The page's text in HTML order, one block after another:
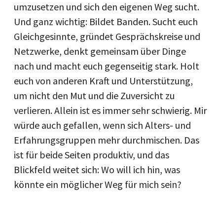
umzusetzen und sich den eigenen Weg sucht.
Und ganz wichtig: Bildet Banden. Sucht euch
Gleichgesinnte, gründet Gesprächskreise und
Netzwerke, denkt gemeinsam über Dinge
nach und macht euch gegenseitig stark. Holt
euch von anderen Kraft und Unterstützung,
um nicht den Mut und die Zuversicht zu
verlieren. Allein ist es immer sehr schwierig. Mir
würde auch gefallen, wenn sich Alters- und
Erfahrungsgruppen mehr durchmischen. Das
ist für beide Seiten produktiv, und das
Blickfeld weitet sich: Wo will ich hin, was
könnte ein möglicher Weg für mich sein?